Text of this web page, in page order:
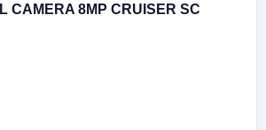
CAMERA 8MP CRUISER SC